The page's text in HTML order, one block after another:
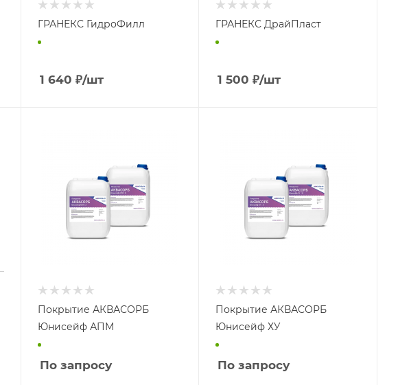
ГРАНЕКС ГидроФилл
1 640 ₽/шт
ГРАНЕКС ДрайПласт
1 500 ₽/шт
Покрытие АКВАСОРБ
Юнисейф АПМ
По запросу
Покрытие АКВАСОРБ
Юнисейф ХУ
По запросу